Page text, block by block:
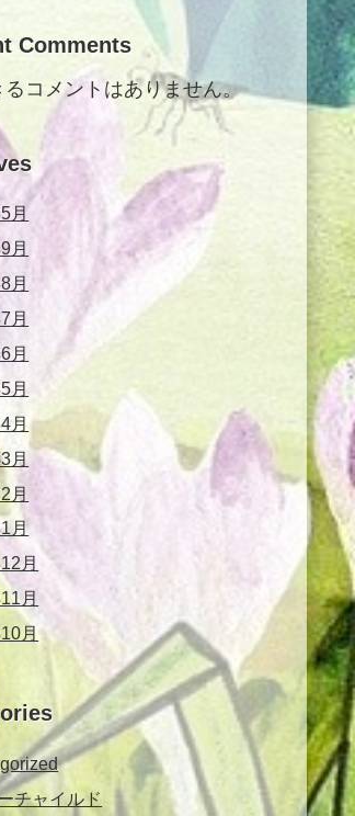
Comments
るコメントはありません。
月
月
月
月
月
月
月
月
月
月
月
月
月
チャイルド